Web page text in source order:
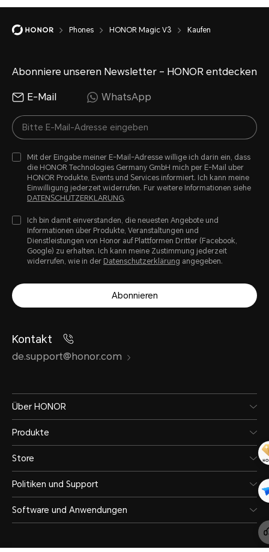
Phones HONOR Magic V3 Kaufen
Abonniere unseren Newsletter – HONOR entdecken
E-Mail WhatsApp
Mit der Eingabe meiner E-Mail-Adresse willige ich darin ein, dass
die HONOR Technologies Germany GmbH mich per E-Mail uber
HONOR Produkte, Events und Services informiert. Ich kann meine
Einwilligung jederzeit widerrufen. Fur weitere Informationen siehe
DATENSCHUTZERKLARUNG.
Ich bin damit einverstanden, die neuesten Angebote und
Informationen über Produkte, Veranstaltungen und
Dienstleistungen von Honor auf Plattformen Dritter (Facebook,
Google) zu erhalten. Ich kann meine Zustimmung jederzeit
widerrufen, wie in der Datenschutzerklärung angegeben.
Abonnieren
Kontakt
de.support@honor.com
Über HONOR
Produkte
Store
Politiken und Support
Software und Anwendungen